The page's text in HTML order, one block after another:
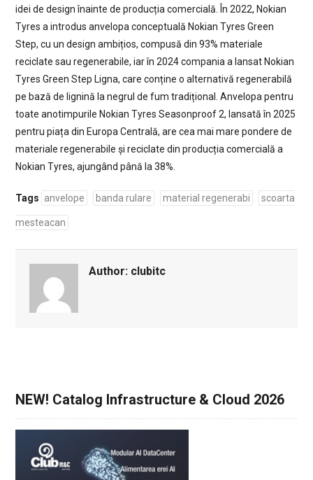
idei de design înainte de producția comercială. În 2022, Nokian
Tyres a introdus anvelopa conceptuală Nokian Tyres Green
Step, cu un design ambițios, compusă din 93% materiale
reciclate sau regenerabile, iar în 2024 compania a lansat Nokian
Tyres Green Step Ligna, care conține o alternativă regenerabilă
pe bază de lignină la negrul de fum tradițional. Anvelopa pentru
toate anotimpurile Nokian Tyres Seasonproof 2, lansată în 2025
pentru piața din Europa Centrală, are cea mai mare pondere de
materiale regenerabile și reciclate din producția comercială a
Nokian Tyres, ajungând până la 38%.
Tags anvelope banda rulare material regenerabi scoarta
mesteacan
Author: clubitc
NEW! Catalog Infrastructure & Cloud 2026